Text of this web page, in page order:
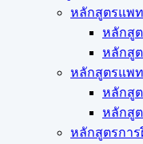
หลักสูตรแพ
หลักสู
หลักสู
หลักสูตรแพ
หลักสู
หลักสู
หลักสูตรการ